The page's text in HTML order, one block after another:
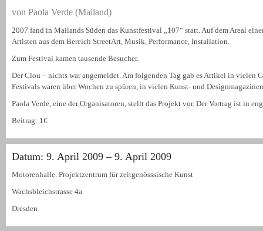
von Paola Verde (Mailand)
2007 fand in Mailands Süden das Kunstfestival „107“ statt. Auf dem Areal
Artisten aus dem Bereich StreetArt, Musik, Performance, Installation.
Zum Festival kamen tausende Besucher.
Der Clou – nichts war angemeldet. Am folgenden Tag gab es Artikel in vielen
Festivals waren über Wochen zu spüren, in vielen Kunst- und
Paola Verde, eine der Organisatoren, stellt das Projekt vor. Der Vortrag ist in
Beitrag: 1€
Datum: 9. April 2009 – 9. April 2009
Motorenhalle. Projektzentrum für zeitgenösssische Kunst
Wachsbleichstrasse 4a
Dresden